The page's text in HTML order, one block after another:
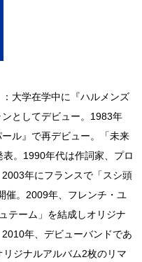
大学在学中に『ハルメンズ
としてデビュー。1983年
ル』で再デビュー。「未来
。1990年代は作詞家、プロ
年にフランスで「スシ頭
催。2009年、フレンチ・ユ
テーム」を結成しオリジナ
年、デビューバンドであ
ジナルアルバム2枚のリマ